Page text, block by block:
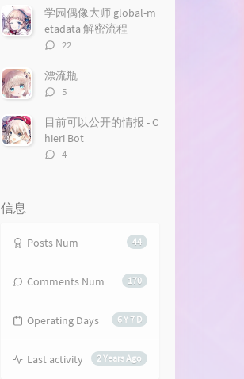
t
i
c
e
s
m
e
数：
学园偶像大师 global-m
etadata 解密流程
评
数：
22
漂流瓶
评
数：
5
目前可以公开的情报 - C
hieri Bot
评
4
信息
44
Posts Num
170
Comments Num
6 Y 7 D
Operating Days
2 Years Ago
Last activity